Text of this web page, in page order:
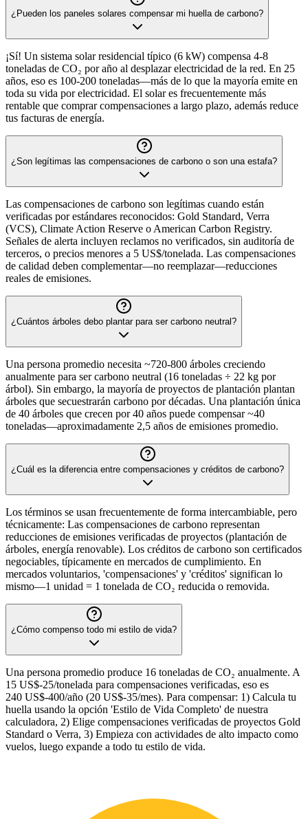
¿Pueden los paneles solares compensar mi huella de carbono?
¡Sí! Un sistema solar residencial típico (6 kW) compensa 4-8
toneladas de CO₂ por año al desplazar electricidad de la red. En 25
años, eso es 100-200 toneladas—más de lo que la mayoría emite en
toda su vida por electricidad. El solar es frecuentemente más
rentable que comprar compensaciones a largo plazo, además reduce
tus facturas de energía.
¿Son legítimas las compensaciones de carbono o son una estafa?
Las compensaciones de carbono son legítimas cuando están
verificadas por estándares reconocidos: Gold Standard, Verra
(VCS), Climate Action Reserve o American Carbon Registry.
Señales de alerta incluyen reclamos no verificados, sin auditoría de
terceros, o precios menores a 5 US$/tonelada. Las compensaciones
de calidad deben complementar—no reemplazar—reducciones
reales de emisiones.
¿Cuántos árboles debo plantar para ser carbono neutral?
Una persona promedio necesita ~720-800 árboles creciendo
anualmente para ser carbono neutral (16 toneladas ÷ 22 kg por
árbol). Sin embargo, la mayoría de proyectos de plantación plantan
árboles que secuestrarán carbono por décadas. Una plantación única
de 40 árboles que crecen por 40 años puede compensar ~40
toneladas—aproximadamente 2,5 años de emisiones promedio.
¿Cuál es la diferencia entre compensaciones y créditos de carbono?
Los términos se usan frecuentemente de forma intercambiable, pero
técnicamente: Las compensaciones de carbono representan
reducciones de emisiones verificadas de proyectos (plantación de
árboles, energía renovable). Los créditos de carbono son certificados
negociables, típicamente en mercados de cumplimiento. En
mercados voluntarios, 'compensaciones' y 'créditos' significan lo
mismo—1 unidad = 1 tonelada de CO₂ reducida o removida.
¿Cómo compenso todo mi estilo de vida?
Una persona promedio produce 16 toneladas de CO₂ anualmente. A
15 US$-25/tonelada para compensaciones verificadas, eso es
240 US$-400/año (20 US$-35/mes). Para compensar: 1) Calcula tu
huella usando la opción 'Estilo de Vida Completo' de nuestra
calculadora, 2) Elige compensaciones verificadas de proyectos Gold
Standard o Verra, 3) Empieza con actividades de alto impacto como
vuelos, luego expande a todo tu estilo de vida.